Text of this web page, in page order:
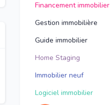
Financement immobilier
Gestion immobilière
Guide immobilier
Home Staging
Immobilier neuf
Logiciel immobilier